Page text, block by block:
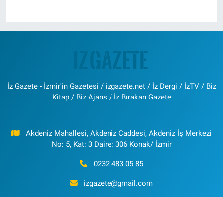
İz Gazete - İzmir'in Gazetesi / izgazete.net / İz Dergi / İzTV / Biz
Kitap / Biz Ajans / İz Bırakan Gazete
Akdeniz Mahallesi, Akdeniz Caddesi, Akdeniz İş Merkezi
No: 5, Kat: 3 Daire: 306 Konak/ İzmir
0232 483 05 85
izgazete@gmail.com